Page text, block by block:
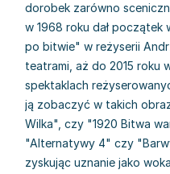
dorobek zarówno
w 1968 roku dał początek
po bitwie" w reżyserii
teatrami, aż do 2015 roku
spektaklach
ją zobaczyć w takich
Wilka", czy "1920 Bitwa
"Alternatywy 4" czy
zyskując uznanie jako